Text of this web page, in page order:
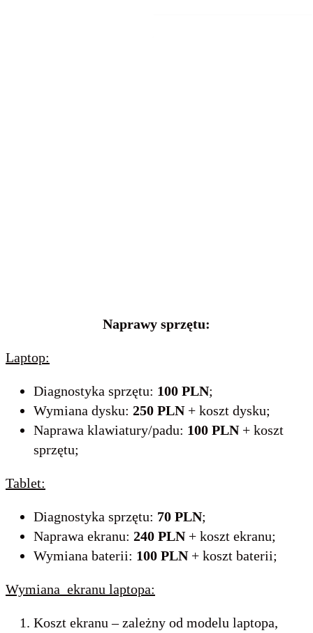
Naprawy sprzętu:
Laptop:
Diagnostyka sprzętu: 100 PLN;
Wymiana dysku: 250 PLN+ koszt dysku;
Naprawa klawiatury/padu: 100 PLN+ koszt
sprzętu;
Tablet:
Diagnostyka sprzętu: 70 PLN;
Naprawa ekranu: 240 PLN+ koszt ekranu;
Wymiana baterii: 100 PLN+ koszt baterii;
Wymiana ekranu laptopa:
Koszt ekranu – zależny od modelu laptopa,